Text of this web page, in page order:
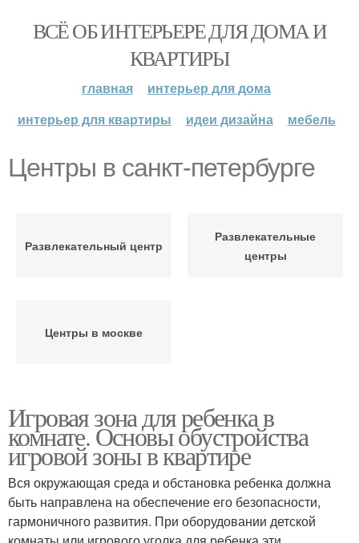
ВСЁ ОБ ИНТЕРЬЕРЕ ДЛЯ ДОМА И
КВАРТИРЫ
главная
интерьер для дома
интерьер для квартиры
идеи дизайна мебель
Центры в санкт-петербурге
Развлекательный центр
Развлекательные
центры
Центры в москве
Игровая зона для ребенка в
комнате. Основы обустройства
игровой зоны в квартире
Вся окружающая среда и обстановка ребенка должна
быть направлена на обеспечение его безопасности,
гармоничного развития. При оборудовании детской